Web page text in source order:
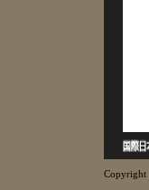
Copyright